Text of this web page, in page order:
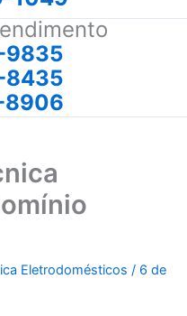
9835
8435
8906
Eletrodomésticos/ 6 de